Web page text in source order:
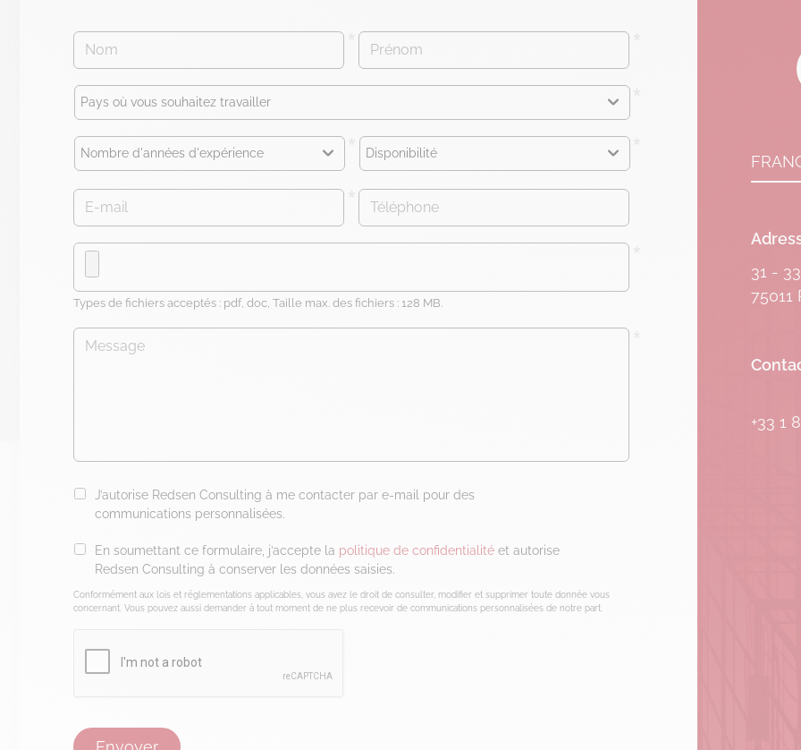
Types de fichiers acceptés : pdf, doc, Taille max. des fichiers : 128 MB.
J’autorise Redsen Consulting à me contacter par e-mail pour des
communications personnalisées.
En soumettant ce formulaire, j’accepte la politique de confidentialité et autorise
Redsen Consulting à conserver les données saisies.
Conformément aux lois et réglementations applicables, vous avez le droit de consulter, modifier et supprimer toute donnée vous
concernant. Vous pouvez aussi demander à tout moment de ne plus recevoir de communications personnalisées de notre part.
31 -
75011
+33 1